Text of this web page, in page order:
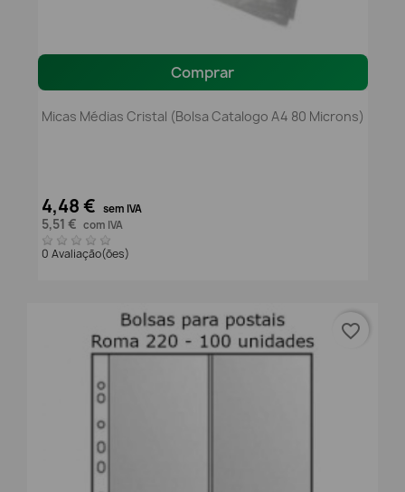
Comprar
Micas Médias Cristal (Bolsa Catalogo A4 80 Microns)
4,48 € sem IVA
5,51 € com IVA
0 Avaliação(ões)
favorite_border